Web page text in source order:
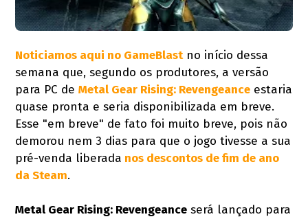
Noticiamos aqui no GameBlastno início dessa
semana que, segundo os produtores, a versão
para PC deMetal Gear Rising: Revengeance estaria
quase pronta e seria disponibilizada em breve.
Esse "em breve" de fato foi muito breve, pois não
demorou nem 3 dias para que o jogo tivesse a sua
pré-venda liberada nos descontos de fim de ano
da Steam.
Metal Gear Rising: Revengeance será lançado para